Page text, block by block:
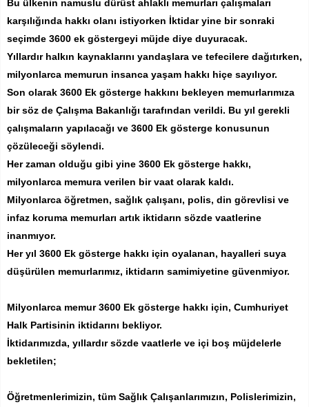
Bu ülkenin namuslu dürüst ahlaklı memurları çalışmaları
karşılığında hakkı olanı istiyorken İktidar yine bir sonraki
seçimde 3600 ek göstergeyi müjde diye duyuracak.
Yıllardır halkın kaynaklarını yandaşlara ve tefecilere dağıtırken,
milyonlarca memurun insanca yaşam hakkı hiçe sayılıyor.
Son olarak 3600 Ek gösterge hakkını bekleyen memurlarımıza
bir söz de Çalışma Bakanlığı tarafından verildi. Bu yıl gerekli
çalışmaların yapılacağı ve 3600 Ek gösterge konusunun
çözüleceği söylendi.
Her zaman olduğu gibi yine 3600 Ek gösterge hakkı,
milyonlarca memura verilen bir vaat olarak kaldı.
Milyonlarca öğretmen, sağlık çalışanı, polis, din görevlisi ve
infaz koruma memurları artık iktidarın sözde vaatlerine
inanmıyor.
Her yıl 3600 Ek gösterge hakkı için oyalanan, hayalleri suya
düşürülen memurlarımız, iktidarın samimiyetine güvenmiyor.
Milyonlarca memur 3600 Ek gösterge hakkı için, Cumhuriyet
Halk Partisinin iktidarını bekliyor.
İktidarımızda, yıllardır sözde vaatlerle ve içi boş müjdelerle
bekletilen;
Öğretmenlerimizin, tüm Sağlık Çalışanlarımızın, Polislerimizin,